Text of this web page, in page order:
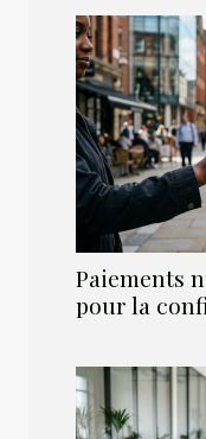
Paiements
pour la